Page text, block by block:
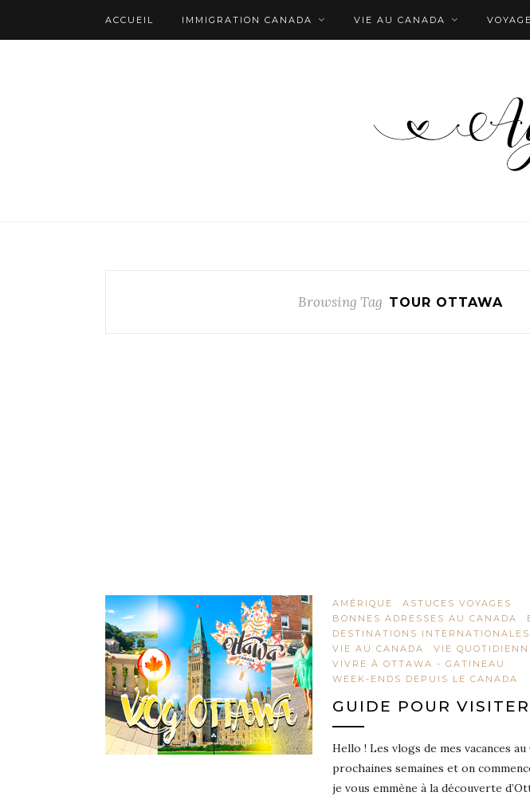
ACCUEIL IMMIGRATION CANADA VIE AU CANADA
Browsing Tag TOUR OTTAWA
AMÉRIQUE
ASTUCES VOYAGES
BONNES ADRESSES AU CANADA
DESTINATIONS INTERNATIONALES
VIE AU CANADA
VIE
VIVRE À OTTAWA - GATINEAU
WEEK-ENDS DEPUIS LE CANADA
GUIDE POUR
Hello ! Les vlogs de mes vacances
prochaines semaines et on
je vous emmène à la découverte